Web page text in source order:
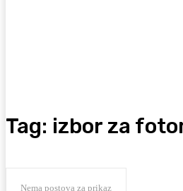
Tag: izbor za
Nema postova za prikaz